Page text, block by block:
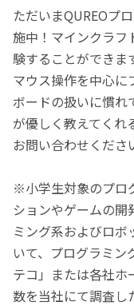
ただいまQUREOプ
施中！マインクラフ
験することができま
マウス操作を中心に
ボードの扱いに慣れ
が優しく教えてくれ
お問い合わせくださ
※小学生対象のプロ
ションやゲームの開
ミング系およびロ
いて、プログラミ
テコ」または各社ホ
数を当社にて調査し